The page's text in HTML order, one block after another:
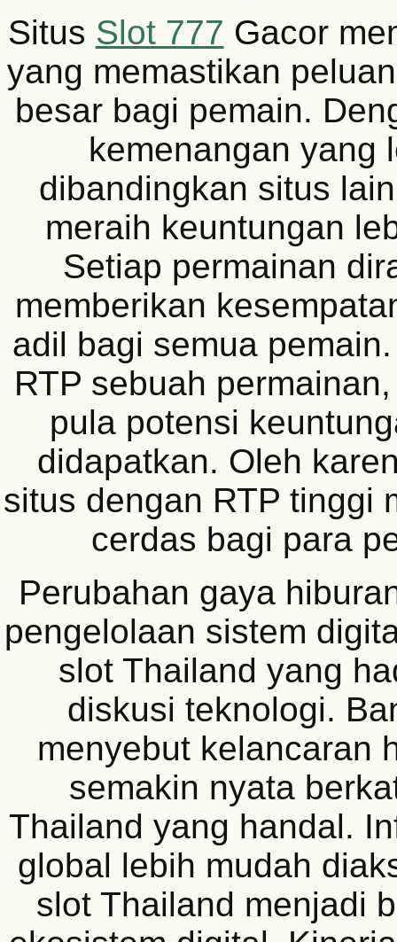
Situs Slot 777 Gacor
yang memastikan
besar bagi pemain.
kemenangan yang
dibandingkan situs
meraih keuntungan
Setiap permainan
memberikan
adil bagi semua
RTP sebuah
pula potensi
didapatkan. Oleh
situs dengan RTP tinggi
cerdas bagi para
Perubahan gaya
pengelolaan sistem
slot Thailand yang
diskusi teknologi.
menyebut kelancaran
semakin nyata
Thailand yang handal.
global lebih mudah
slot Thailand menjadi